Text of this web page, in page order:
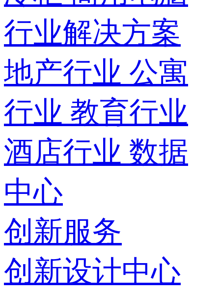
行业解决方案
地产行业 公寓
行业 教育行业
酒店行业 数据
中心
创新服务
创新设计中心